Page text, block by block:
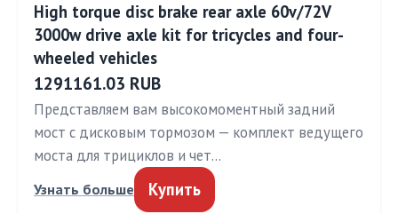
High torque disc brake rear axle 60v/72V
3000w drive axle kit for tricycles and four-
wheeled vehicles
1291161.03 RUB
Представляем вам высокомоментный задний
мост с дисковым тормозом — комплект ведущего
моста для трициклов и чет…
Узнать больше Купить